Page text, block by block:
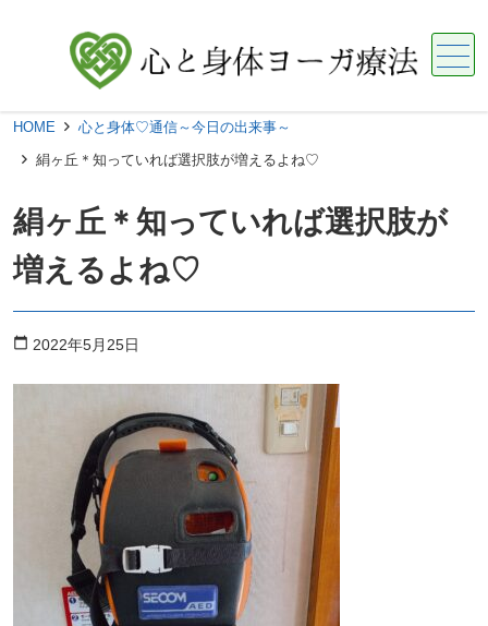
メニュー
HOME
心と身体♡通信～今日の出来事～
絹ヶ丘＊知っていれば選択肢が増えるよね♡
絹ヶ丘＊知っていれば選択肢が
増えるよね♡
calendar_today 2022年5月25日